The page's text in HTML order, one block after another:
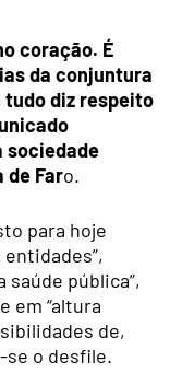
coração. É
da conjuntura
tudo diz respeito
sociedade
de Faro.
para hoje
saúde pública”,
em “altura
de,
se o desfile.